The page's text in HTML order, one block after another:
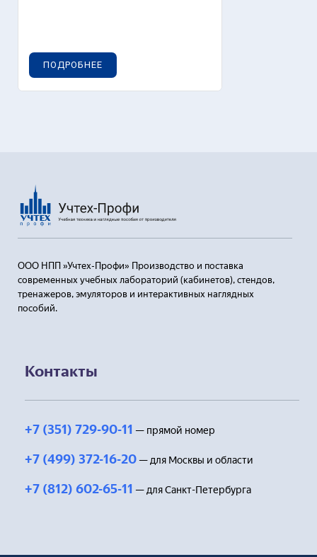
ПОДРОБНЕЕ
ООО НПП »Учтех-Профи» Производство и поставка
современных учебных лабораторий (кабинетов), стендов,
тренажеров, эмуляторов и интерактивных наглядных
пособий.
Контакты
+7 (351) 729-90-11 — прямой номер
+7 (499) 372-16-20 — для Москвы и области
+7 (812) 602-65-11 — для Санкт-Петербурга